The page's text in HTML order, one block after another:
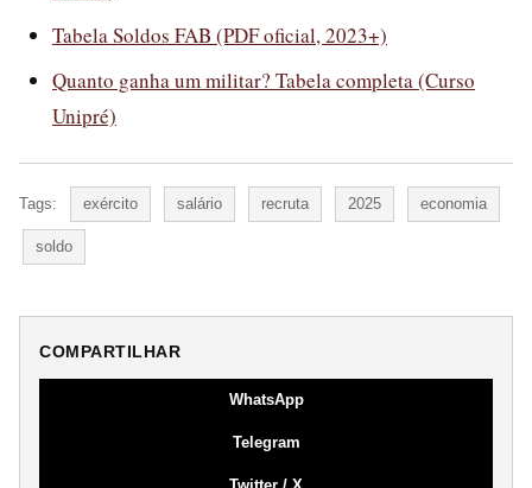
Tabela Soldos FAB (PDF oficial, 2023+)
Quanto ganha um militar? Tabela completa (Curso
Unipré)
Tags: exército salário recruta 2025 economia
soldo
COMPARTILHAR
WhatsApp
Telegram